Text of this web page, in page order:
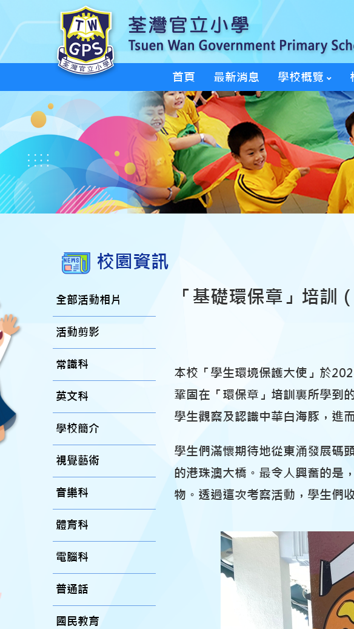
首頁 最新消息 學校概覽
校園資訊
全部活動相片
活動剪影
常識科
英文科
學校簡介
視覺藝術
音樂科
體育科
電腦科
普通話
國民教育
「基礎環保章」培訓
本校「學生環境保護大使」於
鞏固在「環保章」培訓裏所學
學生觀察及認識中華白海豚，進
學生們滿懷期待地從東涌發展碼
的港珠澳大橋。最令人興奮的是
物。透過這次考察活動，學生們